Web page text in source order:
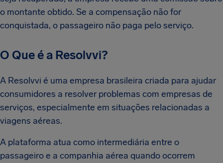
o montante obtido. Se a compensação não for
conquistada, o passageiro não paga pelo serviço.
O Que é a Resolvvi?
A Resolvvi é uma empresa brasileira criada para ajudar
consumidores a resolver problemas com empresas de
serviços, especialmente em situações relacionadas a
viagens aéreas.
A plataforma atua como intermediária entre o
passageiro e a companhia aérea quando ocorrem